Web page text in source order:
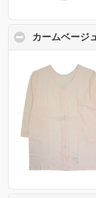
カームベー